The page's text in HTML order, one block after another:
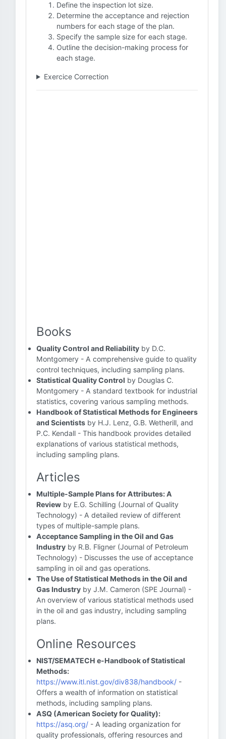
Define the inspection lot size.
Determine the acceptance and rejection
numbers for each stage of the plan.
Specify the sample size for each stage.
Outline the decision-making process for
each stage.
Exercice Correction
Books
Quality Control and Reliability by D.C.
Montgomery - A comprehensive guide to quality
control techniques, including sampling plans.
Statistical Quality Control by Douglas C.
Montgomery - A standard textbook for industrial
statistics, covering various sampling methods.
Handbook of Statistical Methods for Engineers
and Scientists by H.J. Lenz, G.B. Wetherill, and
P.C. Kendall - This handbook provides detailed
explanations of various statistical methods,
including sampling plans.
Articles
Multiple-Sample Plans for Attributes: A
Review by E.G. Schilling (Journal of Quality
Technology) - A detailed review of different
types of multiple-sample plans.
Acceptance Sampling in the Oil and Gas
Industry by R.B. Fligner (Journal of Petroleum
Technology) - Discusses the use of acceptance
sampling in oil and gas operations.
The Use of Statistical Methods in the Oil and
Gas Industry by J.M. Cameron (SPE Journal) -
An overview of various statistical methods used
in the oil and gas industry, including sampling
plans.
Online Resources
NIST/SEMATECH e-Handbook of Statistical
Methods:
https://www.itl.nist.gov/div838/handbook/ -
Offers a wealth of information on statistical
methods, including sampling plans.
ASQ (American Society for Quality):
https://asq.org/ - A leading organization for
quality professionals, offering resources and